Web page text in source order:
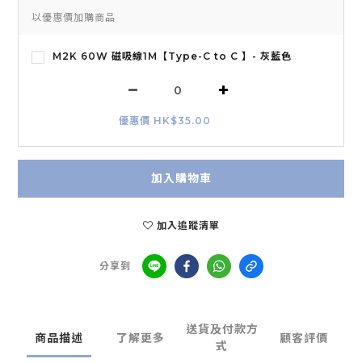
以優惠價加購商品
M2K 60W 磁吸線1M【Type-C to C 】- 灰藍色
優惠價 HK$35.00
加入購物車
加入追蹤清單
分享到
商品描述 了解更多
送貨及付款方
式
顧客評價